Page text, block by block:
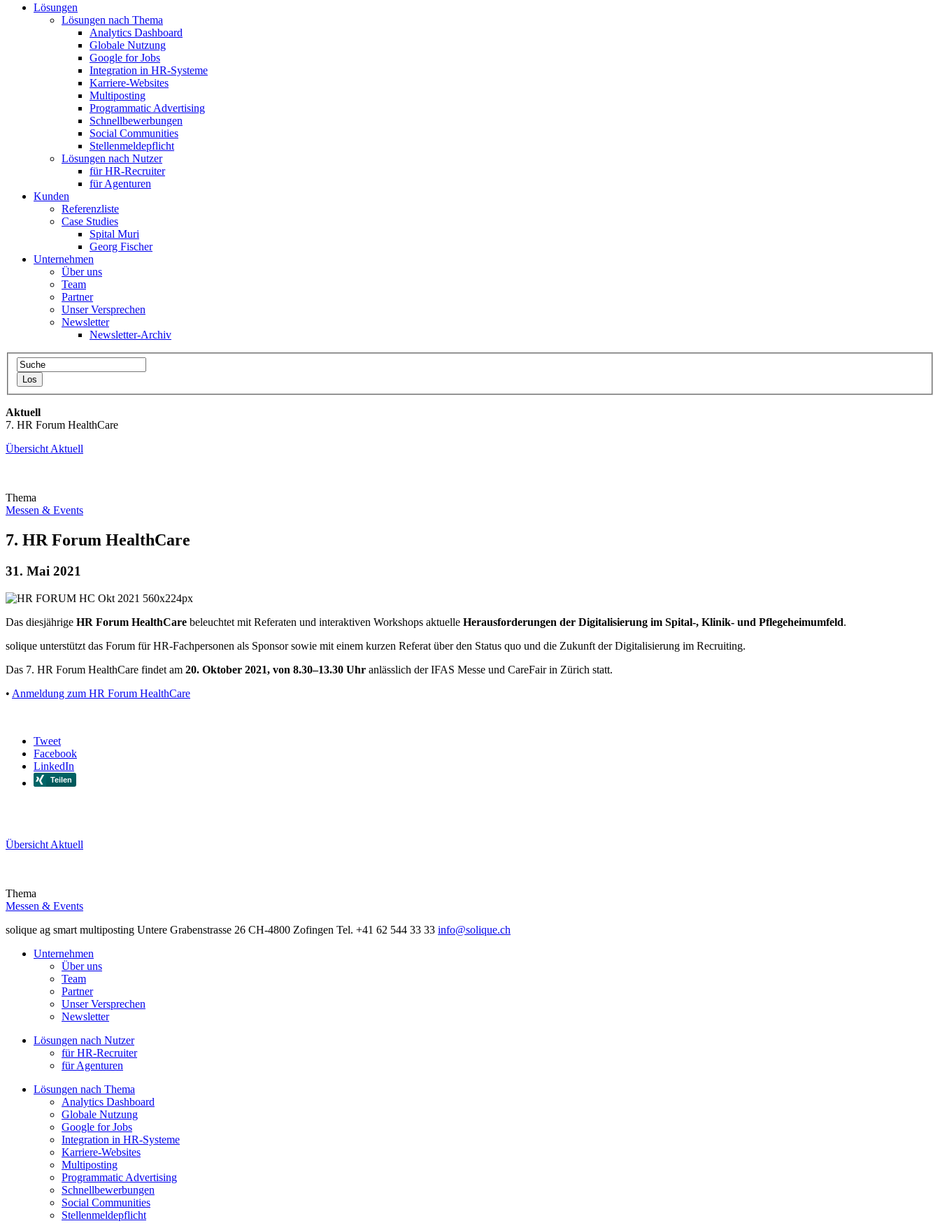
Lösungen
Lösungen nach Thema
Analytics Dashboard
Globale Nutzung
Google for Jobs
Integration in HR-Systeme
Karriere-Websites
Multiposting
Programmatic Advertising
Schnellbewerbungen
Social Communities
Stellenmeldepflicht
Lösungen nach Nutzer
für HR-Recruiter
für Agenturen
Kunden
Referenzliste
Case Studies
Spital Muri
Georg Fischer
Unternehmen
Über uns
Team
Partner
Unser Versprechen
Newsletter
Newsletter-Archiv
Aktuell
7. HR Forum HealthCare
Übersicht Aktuell
Thema
Messen & Events
7. HR Forum HealthCare
31. Mai 2021
Das diesjährige HR Forum HealthCare beleuchtet mit Referaten und interaktiven Workshops aktuelle Herausforderungen der Digitalisierung im Spital-, Klinik- und Pflegeheimumfeld.
solique unterstützt das Forum für HR-Fachpersonen als Sponsor sowie mit einem kurzen Referat über den Status quo und die Zukunft der Digitalisierung im Recruiting.
Das 7. HR Forum HealthCare findet am 20. Oktober 2021, von 8.30–13.30 Uhr anlässlich der IFAS Messe und CareFair in Zürich statt.
• Anmeldung zum HR Forum HealthCare
Tweet
Facebook
LinkedIn
Übersicht Aktuell
Thema
Messen & Events
solique ag smart multiposting Untere Grabenstrasse 26 CH-4800 Zofingen Tel. +41 62 544 33 33 info@solique.ch
Unternehmen
Über uns
Team
Partner
Unser Versprechen
Newsletter
Lösungen nach Nutzer
für HR-Recruiter
für Agenturen
Lösungen nach Thema
Analytics Dashboard
Globale Nutzung
Google for Jobs
Integration in HR-Systeme
Karriere-Websites
Multiposting
Programmatic Advertising
Schnellbewerbungen
Social Communities
Stellenmeldepflicht